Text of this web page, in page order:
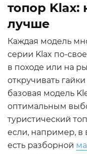
топор Klax:
лучше
Каждая модель
серии Klax по-
в походе или на
откручивать
базовая модель
оптимальным
туристический
если, например,
есть разборной